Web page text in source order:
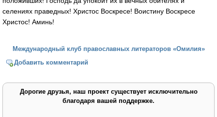
селениях праведных! Христос Воскресе! Воистину Воскресе
Христос! Аминь!
Международный клуб православных литераторов «Омилия»
Добавить комментарий
Дорогие друзья, наш проект существует исключительно
благодаря вашей поддержке.